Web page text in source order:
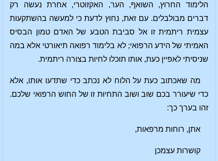
הלימוד החרוץ, השואף, הער, האקזוטרי, אחרת נעשה רק
דברים מבולבלים. עם זאת, נחוץ לדעת כי למעשה בהשתקעות
עצמית ריתמית זו אל סביבת הטבע של האדם טמון הבסיס
האמיתי של הידע הרפואי; לא בלימוד רפואה תיאורטי אלא במה
שניסיתי לאפיין כעת, אותו תוכלו לחיות בצורה ריתמית.
מה שאכתוב כעת על הלוח לא נכתב כדי שתדעו אותו, אלא
כדי שיעורר בכם שוב ושוב התחיוּת זו של החוש הרפואי שלכם.
זהו בערך כך:
אתן, רוחות מרפאות,
קושרות עצמכן